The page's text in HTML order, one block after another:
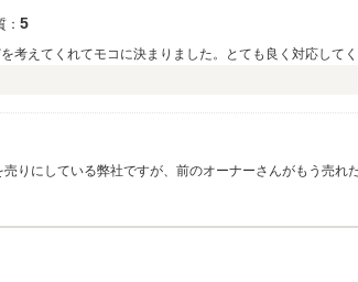
： 5
えてくれてモコに決まりました。とても良く対応してく
りにしている弊社ですが、前のオーナーさんがもう売